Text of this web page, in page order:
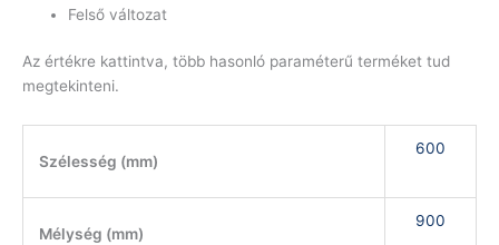
Felső változat
Az értékre kattintva, több hasonló paraméterű terméket tud
megtekinteni.
Szélesség (mm)
600
Mélység (mm)
900